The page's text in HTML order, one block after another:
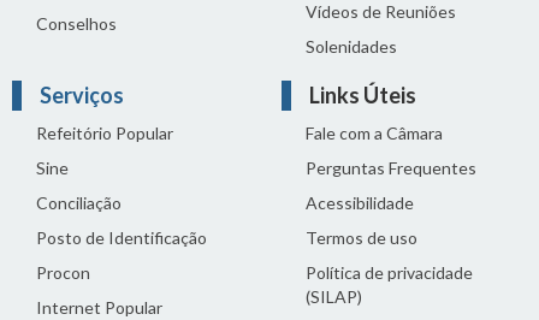
Conselhos
Vídeos de Reuniões
Solenidades
Serviços
Refeitório Popular
Sine
Conciliação
Posto de Identificação
Procon
Internet Popular
Links Úteis
Fale com a Câmara
Perguntas Frequentes
Acessibilidade
Termos de uso
Política de privacidade
(SILAP)